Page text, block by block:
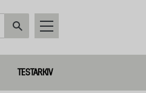
TESTARKIV